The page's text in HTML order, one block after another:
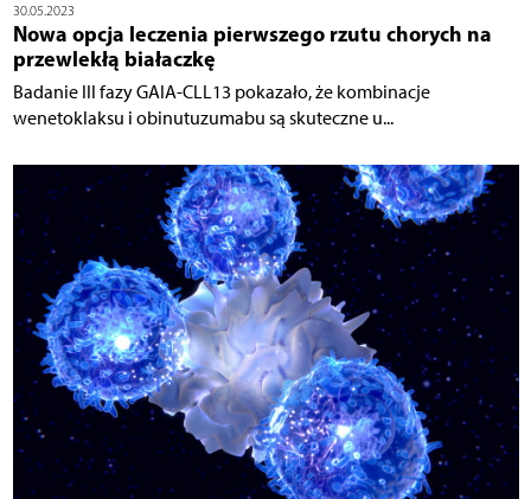
30.05.2023
Nowa opcja leczenia pierwszego rzutu chorych na
przewlekłą białaczkę
Badanie III fazy GAIA-CLL13 pokazało, że kombinacje
wenetoklaksu i obinutuzumabu są skuteczne u...